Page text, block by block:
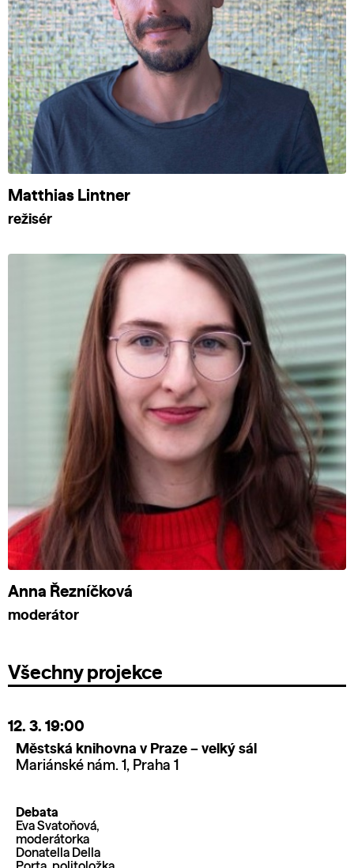
Matthias Lintner
režisér
Anna Řezníčková
moderátor
Všechny projekce
12. 3. 19:00
Městská knihovna v Praze – velký sál
Mariánské nám. 1, Praha 1
Debata
Eva Svatoňová,
moderátorka
Donatella Della